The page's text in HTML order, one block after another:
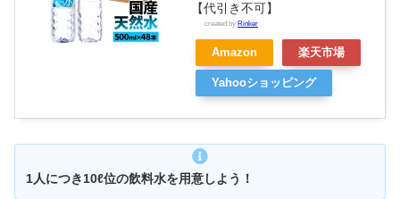
【代引き不可】
created by Rinker
Amazon 楽天市場
Yahooショッピング
1人につき10ℓ位の飲料水を用意しよう！